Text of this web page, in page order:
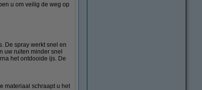
u om veilig de weg op
De spray werkt snel en
uw ruiten minder snel
het ontdooide ijs. De
materiaal schraapt u het